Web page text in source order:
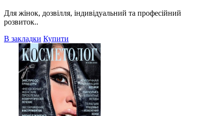
Для жінок, дозвілля, індивідуальний та професійний
розвиток..
В закладки Купити